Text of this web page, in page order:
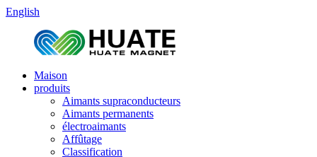
English
Maison
produits
Aimants supraconducteurs
Aimants permanents
électroaimants
Affûtage
Classification